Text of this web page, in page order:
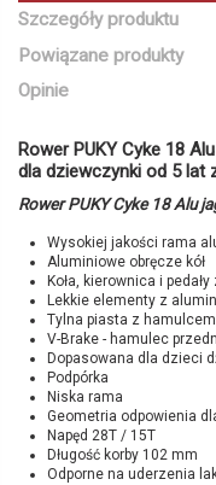
Szczegóły produktu
Powiązane produkty
Opinie
Rower PUKY Cyke 18
dla dziewczynki od 5 lat
Rower PUKY Cyke 18 Alu
Wysokiej jakości rama
Aluminiowe obręcze kół
Koła, kierownica i
Lekkie elementy z
Tylna piasta z
V-Brake - hamulec
Dopasowana dla dzieci
Podpórka
Niska rama
Geometria odpowienia
Napęd 28T / 15T
Długość korby 102 mm
Odporne na uderzenia